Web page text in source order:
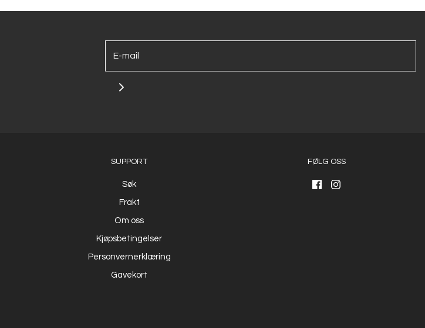
SUPPORT
Søk
Frakt
Om oss
Kjøpsbetingelser
Personvernerklæring
Gavekort
FØLG OSS